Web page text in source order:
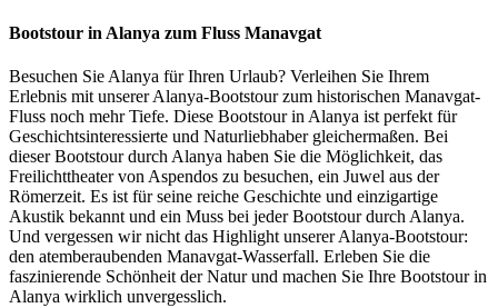
Bootstour in Alanya zum Fluss Manavgat
Besuchen Sie Alanya für Ihren Urlaub? Verleihen Sie Ihrem
Erlebnis mit unserer Alanya-Bootstour zum historischen Manavgat-
Fluss noch mehr Tiefe. Diese Bootstour in Alanya ist perfekt für
Geschichtsinteressierte und Naturliebhaber gleichermaßen. Bei
dieser Bootstour durch Alanya haben Sie die Möglichkeit, das
Freilichttheater von Aspendos zu besuchen, ein Juwel aus der
Römerzeit. Es ist für seine reiche Geschichte und einzigartige
Akustik bekannt und ein Muss bei jeder Bootstour durch Alanya.
Und vergessen wir nicht das Highlight unserer Alanya-Bootstour:
den atemberaubenden Manavgat-Wasserfall. Erleben Sie die
faszinierende Schönheit der Natur und machen Sie Ihre Bootstour in
Alanya wirklich unvergesslich.